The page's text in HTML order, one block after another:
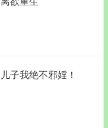
子我绝不邪婬！